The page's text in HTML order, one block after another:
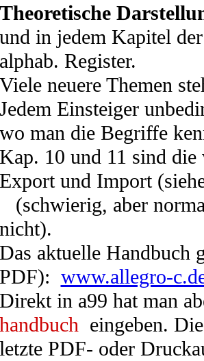
Theoretische
und in jedem Kapitel
alphab. Register.
Viele neuere Themen
Jedem Einsteiger
wo man die Begriffe
Kap. 10 und 11 sind
Export und Import
(schwierig, aber
nicht).
Das aktuelle Handbuch
PDF): www.allegro-
Direkt in a99 hat man
handbucheingeben.
letzte PDF- oder